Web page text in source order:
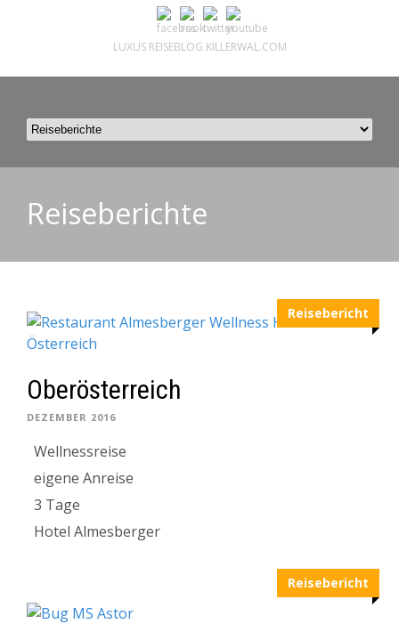
LUXUS REISEBLOG KILLERWAL.COM
Reiseberichte
Reisebericht
Oberösterreich
DEZEMBER 2016
Wellnessreise
eigene Anreise
3 Tage
Hotel Almesberger
Reisebericht